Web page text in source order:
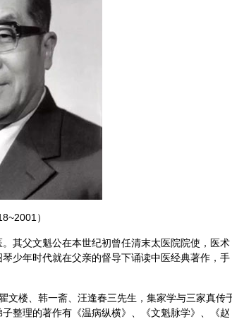
）
其父文魁公在本世纪初曾任清末太医院院使，医术
少年时代就在父亲的督导下诵读中医经典著作，手
文楼、韩一斋、 汪逢春三先生，集家学与三家真传
整理的著作有《温病纵横》、《文魁脉学》、《赵